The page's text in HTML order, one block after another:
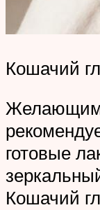
Кошачий
Желающим
готовые
Кошачий